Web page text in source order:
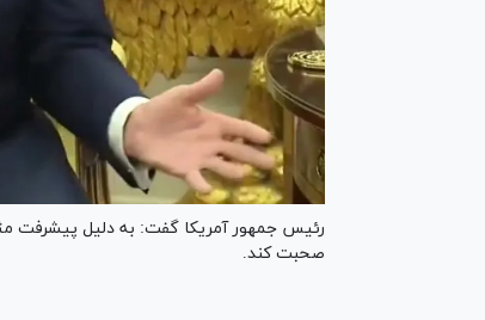
رئیس جمهور آمریکا گفت: به دلیل پیشرفت
صحبت کند.